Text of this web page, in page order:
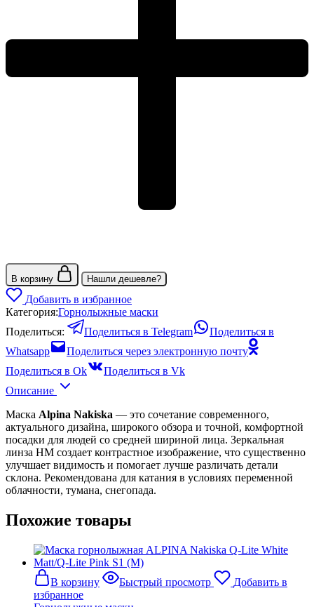
В корзину Нашли дешевле?
Добавить в избранное
Категория:Горнолыжные маски
Поделиться:
Поделиться в Telegram
Поделиться в
Whatsapp
Поделиться через электронную почту
Поделиться в Ok
Поделиться в Vk
Описание
Маска Alpina Nakiska — это сочетание современного,
актуального дизайна, широкого обзора и точной, комфортной
посадки для людей со средней шириной лица. Зеркальная
линза HM создает контрастное изображение, что существенно
улучшает видимость и помогает лучше различать детали
склона. Рекомендована для катания в условиях переменной
облачности, тумана, снегопада.
Похожие товары
В корзину Быстрый просмотр
Добавить в
избранное